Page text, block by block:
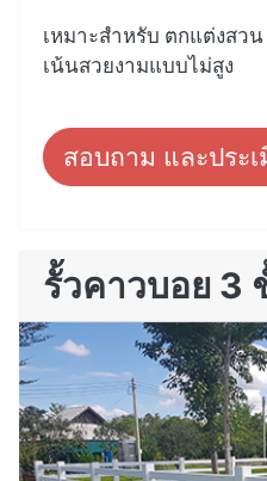
เหมาะสำหรับ ตกแต่งสว
เน้นสวยงามแบบไม่สูง
สอบถาม และประ
รั้วคาวบอย 3